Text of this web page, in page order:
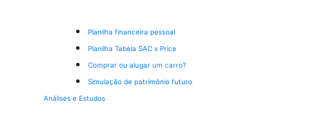
Planilha financeira pessoal
Planilha Tabela SAC x Price
Comprar ou alugar um carro?
Simulação de patrimônio futuro
Análises e Estudos